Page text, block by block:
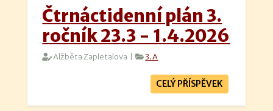
Čtrnáctidenní plán 3.
ročník 23.3 - 1.4.2026
Alžběta Zapletalova | 3.A
CELÝ PŘÍSPĚVEK